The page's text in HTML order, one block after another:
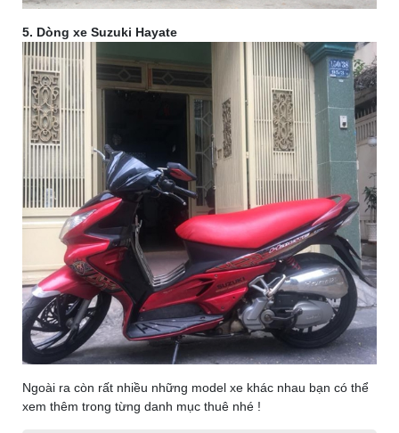
5. Dòng xe Suzuki Hayate
Ngoài ra còn rất nhiều những model xe khác nhau bạn có thể
xem thêm trong từng danh mục thuê nhé !